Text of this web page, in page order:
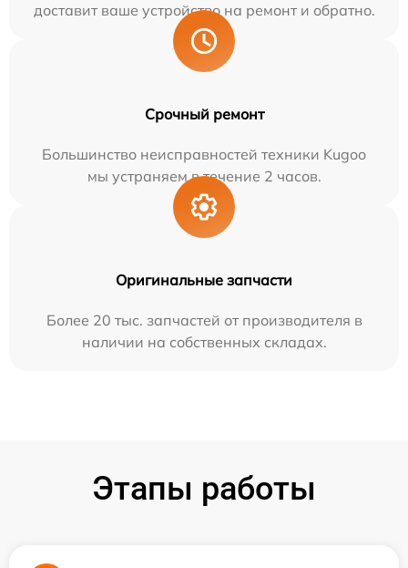
доставит ваше устройство на ремонт и обратно.
Срочный ремонт
Большинство неисправностей техники Kugoo
мы устраняем в течение 2 часов.
Оригинальные запчасти
Более 20 тыс. запчастей от производителя в
наличии на собственных складах.
Этапы работы